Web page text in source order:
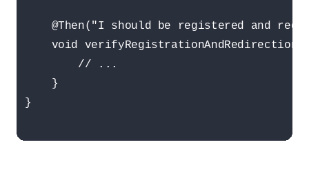
@Then("I should be registered and
void
        // ...
    }
}